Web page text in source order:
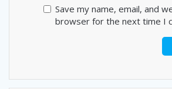
Save my name, email, and
browser for the next time I